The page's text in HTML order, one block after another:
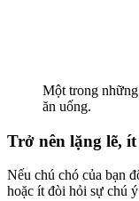
Một trong những
ăn uống.
Trở nên lặng lẽ,
Nếu chú chó của bạn
hoặc ít đòi hỏi sự chú